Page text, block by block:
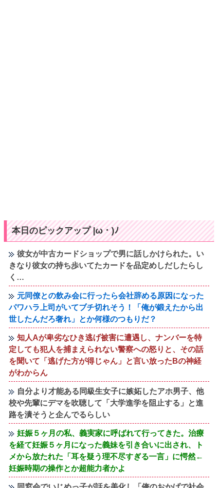
本日のピックアップ |ω・)ﾉ
彼女が中古カードショップで男に話しかけられた。い
きなり彼女の持ち歩いてたカードを品定めしだしたらし
く…
元同僚との飲み会に行ったら会社辞める原因になった
パワハラ上司がいてブチ切れそう！「俺が鍛えたから出
世したんだろ奢れ」とか何様のつもりだ？
知人Aが卑劣なひき逃げ被害に遭遇し、ナンバーを特
定しても犯人を捕まえられない警察への怒りと、その話
を聞いて「逃げた方が得じゃん」と言い放ったBの神経
がわからん
自分より才能ある同級生女子に嫉妬したアホ男子、他
校や先輩にデマを吹聴して「大学進学を阻止する」と進
路を潰そうと企んでるらしい
妊娠５ヶ月の私、義実家に呼ばれて行ってきた。治療
を経て妊娠５ヶ月になった義妹を引き合いに出され、ト
メから放たれた「耳を疑う理不尽すぎる一言」に愕然←
妊娠時期の操作とか超能力者かよ